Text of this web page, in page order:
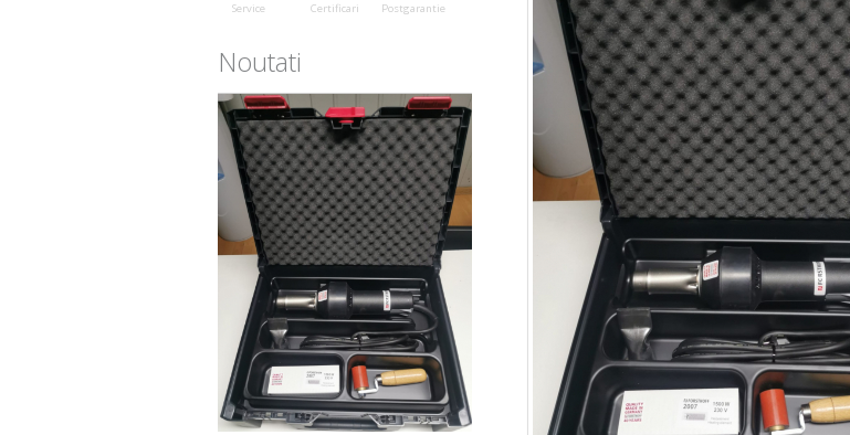
Service Certificari Postgarantie
Noutati